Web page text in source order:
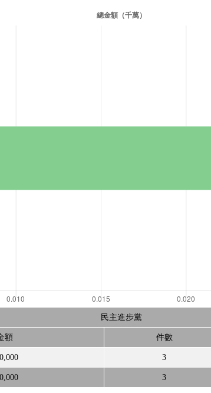
民主進步黨
額 件數
3
3